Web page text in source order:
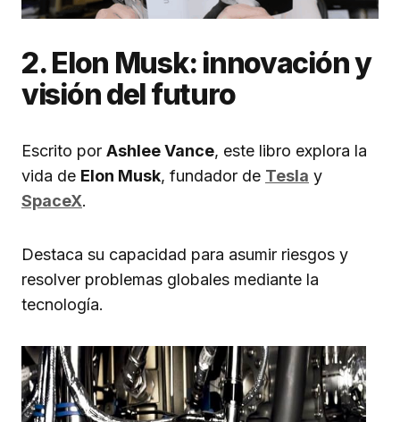
2. Elon Musk: innovación y
visión del futuro
Escrito por Ashlee Vance, este libro explora la
vida de Elon Musk, fundador de Tesla y
SpaceX.
Destaca su capacidad para asumir riesgos y
resolver problemas globales mediante la
tecnología.